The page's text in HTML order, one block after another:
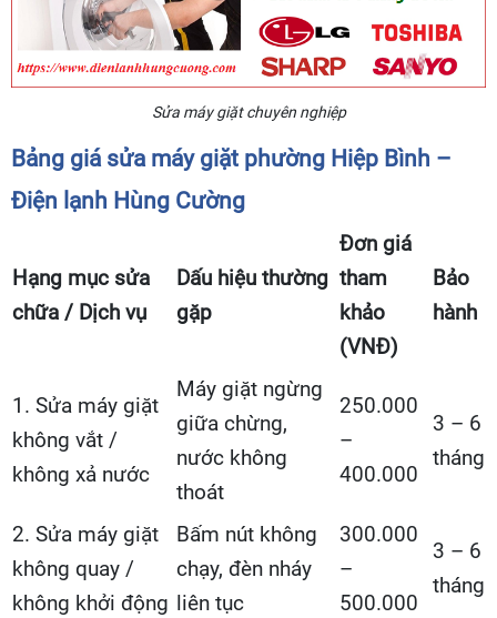
Sửa máy giặt chuyên nghiệp
Bảng giá sửa máy giặt phường Hiệp Bình –
Điện lạnh Hùng Cường
Hạng mục sửa
chữa / Dịch vụ
Dấu hiệu thường
gặp
Đơn giá
tham
khảo
(VNĐ)
Bảo
hành
1. Sửa máy giặt
không vắt /
không xả nước
Máy giặt ngừng
giữa chừng,
nước không
thoát
250.000
–
400.000
3 – 6
tháng
2. Sửa máy giặt
không quay /
không khởi động
Bấm nút không
chạy, đèn nháy
liên tục
300.000
–
500.000
3 – 6
tháng